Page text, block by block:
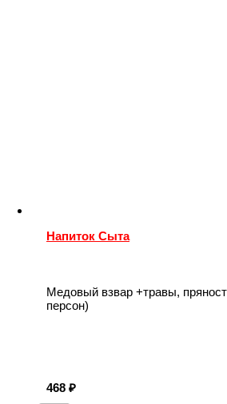
Напиток Сыта
Медовый взвар +травы,
персон)
468